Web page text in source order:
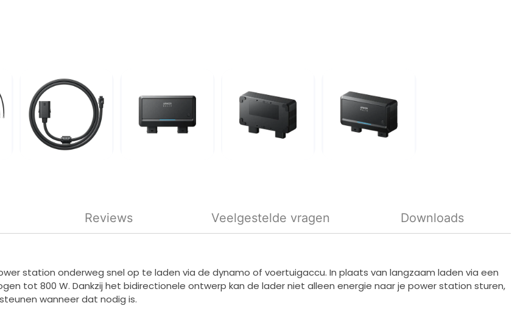
Reviews Veelgestelde vragen Downloads
station onderweg snel op te laden via de dynamo of voertuigaccu. In plaats van langzaam laden via een
tot 800 W. Dankzij het bidirectionele ontwerp kan de lader niet alleen energie naar je power station sturen,
wanneer dat nodig is.